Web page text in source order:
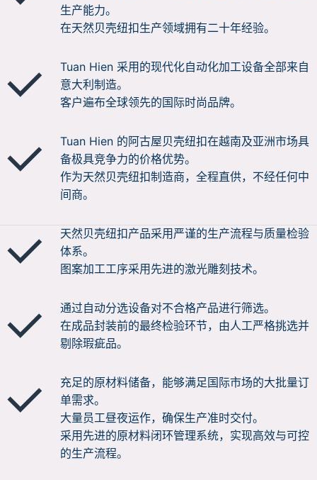
生产能力。
在天然贝壳纽扣生产领域拥有二十年经验。
Tuan Hien 采用的现代化自动化加工设备全部来自
意大利制造。
客户遍布全球领先的国际时尚品牌。
Tuan Hien 的阿古屋贝壳纽扣在越南及亚洲市场具
备极具竞争力的价格优势。
作为天然贝壳纽扣制造商，全程直供，不经任何中
间商。
天然贝壳纽扣产品采用严谨的生产流程与质量检验
体系。
图案加工工序采用先进的激光雕刻技术。
通过自动分选设备对不合格产品进行筛选。
在成品封装前的最终检验环节，由人工严格挑选并
剔除瑕疵品。
充足的原材料储备，能够满足国际市场的大批量订
单需求。
大量员工昼夜运作，确保生产准时交付。
采用先进的原材料闭环管理系统，实现高效与可控
的生产流程。